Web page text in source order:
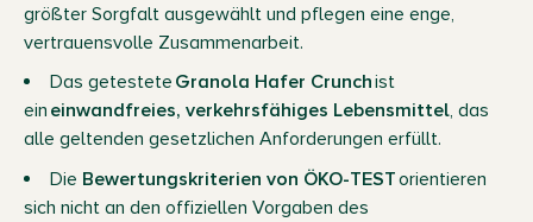
größter Sorgfalt ausgewählt und pflegen eine enge,
vertrauensvolle Zusammenarbeit.
Das getestete Granola Hafer Crunchist
ein einwandfreies, verkehrsfähiges Lebensmittel, das
alle geltenden gesetzlichen Anforderungen erfüllt.
Die Bewertungskriterien von ÖKO-TESTorientieren
sich nicht an den offiziellen Vorgaben des